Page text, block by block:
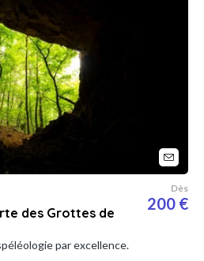
des Grottes de
Dès
200 €
par excellence.